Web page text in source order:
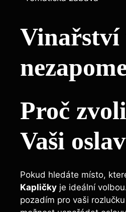
Vinařství
Proč
Vaši
Pokud hledáte místo,
Kapličky je ideální
pozadím pro vaši